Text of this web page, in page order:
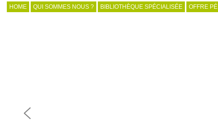
HOME QUI SOMMES NOUS ? BIBLIOTHÈQUE SPÉCIALISÉE OFFRE